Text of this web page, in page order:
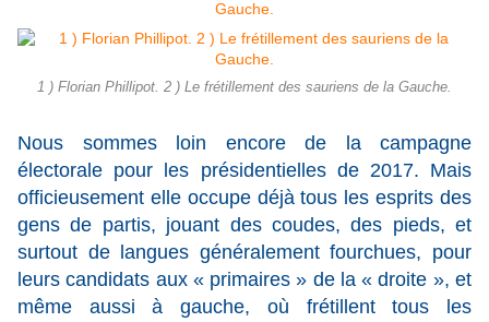
1 ) Florian Phillipot. 2 ) Le frétillement des sauriens de la Gauche.
Nous sommes loin encore de la campagne
électorale pour les présidentielles de 2017. Mais
officieusement elle occupe déjà tous les esprits des
gens de partis, jouant des coudes, des pieds, et
surtout de langues généralement fourchues, pour
leurs candidats aux « primaires » de la « droite », et
même aussi à gauche, où frétillent tous les